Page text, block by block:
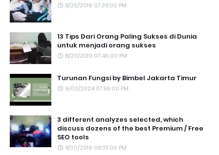
8/20/2019 07:38:00 PM
13 Tips Dari Orang Paling Sukses di Dunia
untuk menjadi orang sukses
8/20/2019 07:46:00 PM
Turunan Fungsi by Bimbel Jakarta Timur
9/03/2024 07:59:00 PM
3 different analyzes selected, which
discuss dozens of the best Premium / Free
SEO tools
8/20/2019 08:35:00 PM